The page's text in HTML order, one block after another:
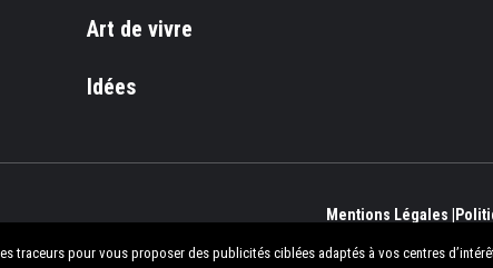
Art de vivre
Idées
Mentions Légales |
traceurs pour vous proposer des publicités ciblées adaptés à vos centres